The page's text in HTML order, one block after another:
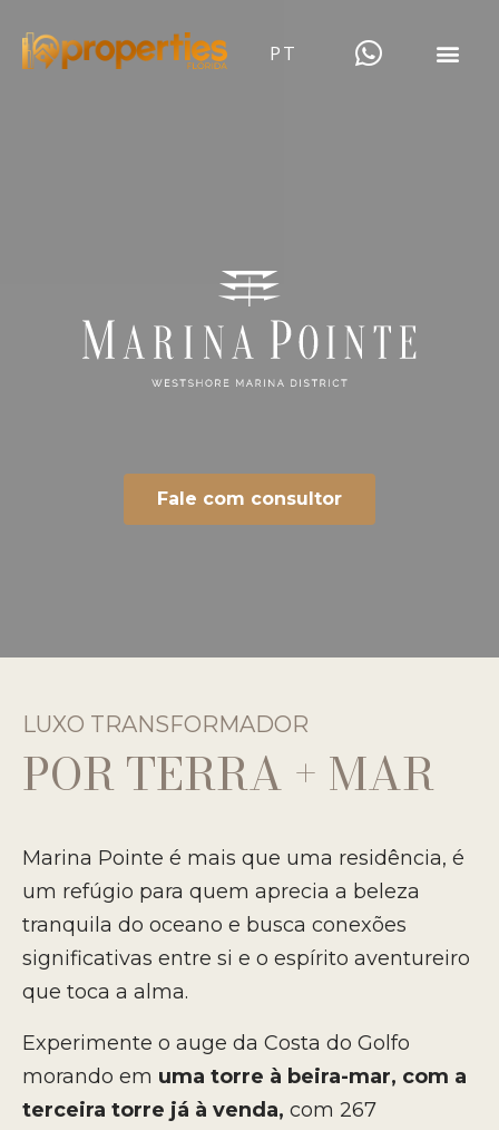
PT
Fale com consultor
LUXO TRANSFORMADOR
POR TERRA + MAR
Marina Pointe é mais que uma residência, é
um refúgio para quem aprecia a beleza
tranquila do oceano e busca conexões
significativas entre si e o espírito aventureiro
que toca a alma.
Experimente o auge da Costa do Golfo
morando em uma torre à beira-mar, com a
terceira torre já à venda, com 267